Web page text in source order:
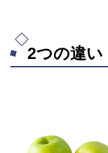
2つの違い